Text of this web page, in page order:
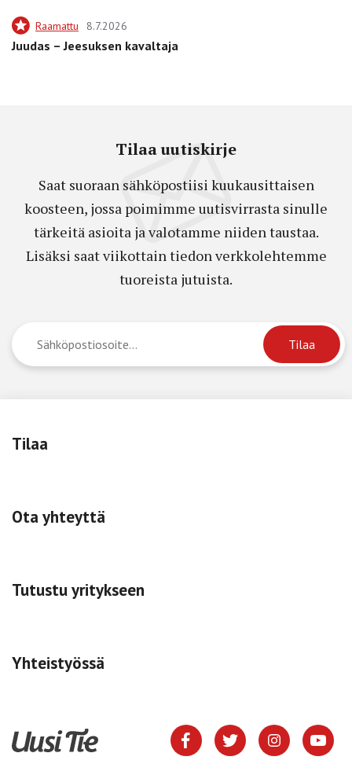
Raamattu 8.7.2026
Juudas – Jeesuksen kavaltaja
Tilaa uutiskirje
Saat suoraan sähköpostiisi kuukausittaisen
koosteen, jossa poimimme uutisvirrasta sinulle
tärkeitä asioita ja valotamme niiden taustaa.
Lisäksi saat viikottain tiedon verkkolehtemme
tuoreista jutuista.
Tilaa
Ota yhteyttä
Tutustu yritykseen
Yhteistyössä